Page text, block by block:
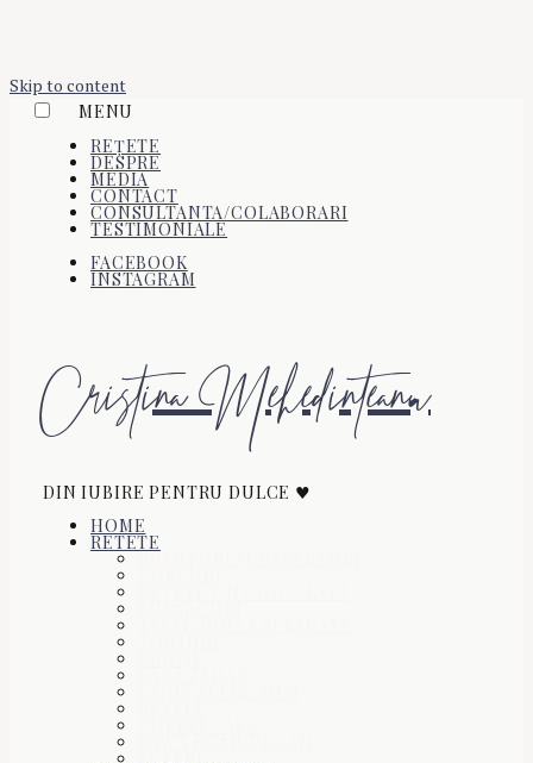
Skip to content
MENU
REȚETE
DESPRE
MEDIA
CONTACT
CONSULTANTA/COLABORARI
TESTIMONIALE
FACEBOOK
INSTAGRAM
Cristina Mehedinteanu
DIN IUBIRE PENTRU DULCE ♥
HOME
RETETE
PRĂJITURI ŞI DESERTURI